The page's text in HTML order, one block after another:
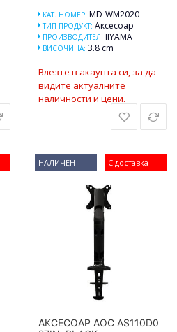
КАТ. НОМЕР: MD-WM2020
ТИП ПРОДУКТ: Аксесоар
ПРОИЗВОДИТЕЛ: IIYAMA
ВИСОЧИНА: 3.8 cm
Влезте в акаунта си, за да
видите актуалните
наличности и цени.
С доставка
НАЛИЧЕН
АКСЕСОАР AOC AS110D0